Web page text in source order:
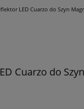
LED Cuarzo do Szyn
Cuarzo do